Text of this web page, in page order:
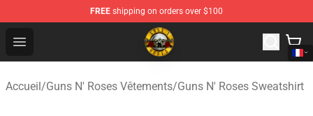
FREE shipping on orders over $100
Open menu
Guns N' Roses Store - Official Guns N' Roses
Accueil/Guns N' Roses Vêtements/Guns N' Roses Sweatshirt